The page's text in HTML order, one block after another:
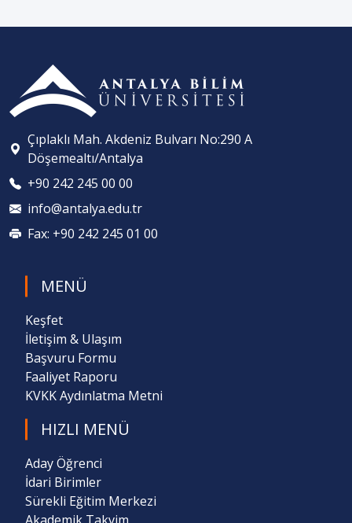
Çıplaklı Mah. Akdeniz Bulvarı No:290 A
Döşemealtı/Antalya
+90 242 245 00 00
info@antalya.edu.tr
Fax: +90 242 245 01 00
MENÜ
Keşfet
İletişim & Ulaşım
Başvuru Formu
Faaliyet Raporu
KVKK Aydınlatma Metni
HIZLI MENÜ
Aday Öğrenci
İdari Birimler
Sürekli Eğitim Merkezi